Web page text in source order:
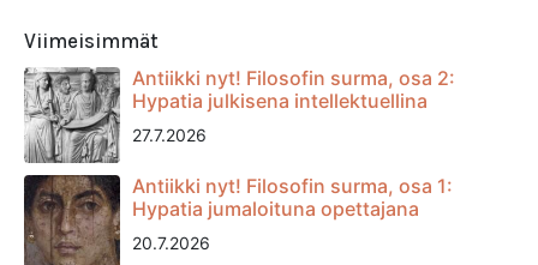
Viimeisimmät
Antiikki nyt! Filosofin surma, osa 2:
Hypatia julkisena intellektuellina
27.7.2026
Antiikki nyt! Filosofin surma, osa 1:
Hypatia jumaloituna opettajana
20.7.2026